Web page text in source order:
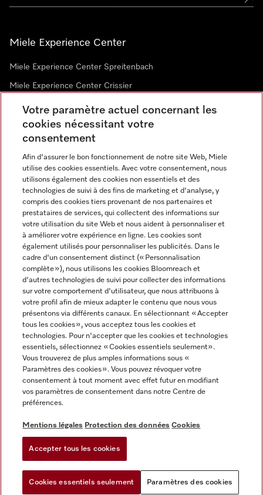
Miele Experience Center
Miele Experience Center Spreitenbach
Miele Experience Center Crissier
Newsletter
Langue
FRANÇAIS
Mentions légales
CGV
Protection des données
Paramètres des cookies
Miele sur Youtube
Votre paramètre actuel concernant les
cookies nécessitant votre
consentement
Afin d'assurer le bon fonctionnement de notre site Web, Miele
utilise des cookies essentiels. Avec votre consentement, nous
utilisons également des cookies non essentiels et des
technologies de suivi à des fins de marketing et d'analyse, y
compris des cookies tiers provenant de nos partenaires et
prestataires de services, qui collectent des informations sur
votre utilisation du site Web et nous aident à personnaliser et
à améliorer votre expérience en ligne. Les cookies sont
également utilisés pour personnaliser les publicités. Dans le
cadre d'un consentement distinct (« Personnalisation
complète »), nous utilisons les cookies Bloomreach et
d'autres technologies de suivi pour collecter des informations
sur votre comportement d'utilisateur, que nous attribuons à
votre profil afin de mieux adapter le contenu que nous vous
présentons via différents canaux. En sélectionnant « Accepter
tous les cookies », vous acceptez tous les cookies et
technologies. Pour n'accepter que les cookies et technologies
essentiels, sélectionnez « Cookies essentiels seulement».
Vous trouverez de plus amples informations sous «
Paramètres des cookies ». Vous pouvez révoquer votre
consentement à tout moment avec effet futur en modifiant
vos paramètres de consentement dans notre Centre de
préférences.
Mentions légales Protection des données Cookies
Accepter tous les cookies
Cookies essentiels seulement Paramètres des cookies